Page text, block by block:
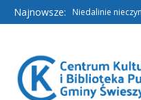
Przejdź do treści
Najnowsze:Filia w Niedalinie